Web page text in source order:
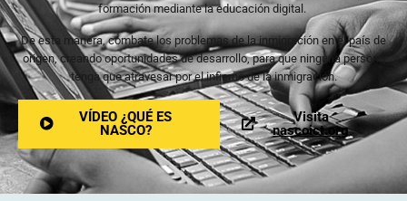
formación mediante la educación digital.
De esta manera, combate los problemas de la inmigración en el país de
origen, creando oportunidades de desarrollo, para que ninguna persona
tenga que atravesar por el infierno de la inmigración.
VÍDEO ¿QUÉ ES
NASCO?
Visita
nascoict.org